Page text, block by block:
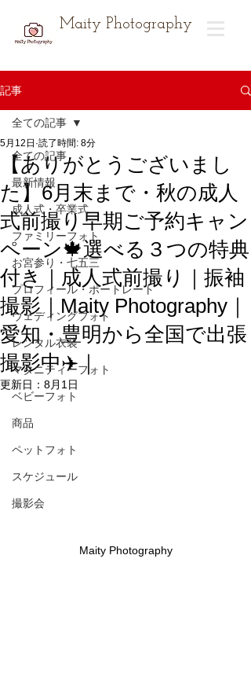
Maity Photography
記事
全ての記事
最新情報
成人式・卒業式
ファミリーフォト
お宮参り・七五三
プロフィール・ポートレート
ウェディングフォト
レンタル衣装
マタニティーフォト
ベビーフォト
商品
ペットフォト
スケジュール
撮影会
全ての記事
【ありがとうございまし
た】6月末まで・秋の成人
式前撮り早期ご予約キャン
ペーン🍁選べる３つの特典
付き｜成人式前撮り｜振袖
撮影｜Maity Photography｜
愛知・豊明から全国で出張
撮影中✈️｜
5月12日 読了時間: 8分
更新日： 8月1日
Maity Photography